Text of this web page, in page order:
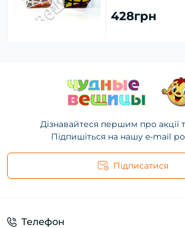
428грн
Дізнавайтеся першим про акції
Підпишіться на нашу e-mail
Підписатися
Телефон